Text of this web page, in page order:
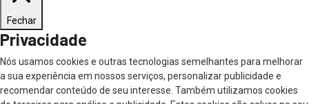
Fechar
Privacidade
Nós usamos cookies e outras tecnologias semelhantes para melhorar
a sua experiência em nossos serviços, personalizar publicidade e
recomendar conteúdo de seu interesse. Também utilizamos cookies